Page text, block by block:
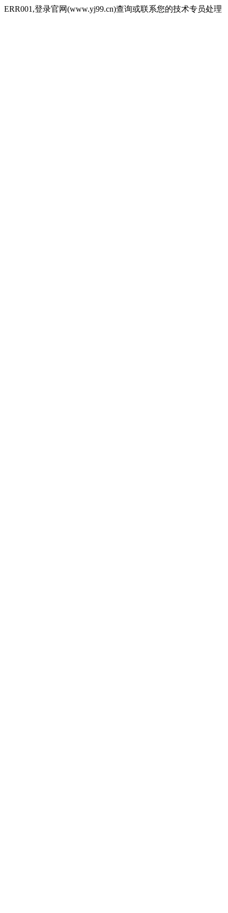
ERR001,登录官网(www.yj99.cn)查询或联系您的技术专员处理